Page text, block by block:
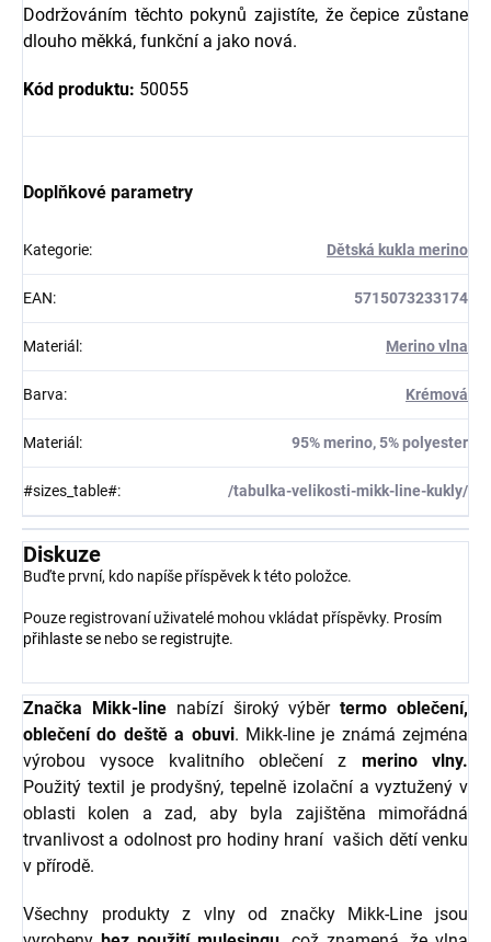
Dodržováním těchto pokynů zajistíte, že čepice zůstane
dlouho měkká, funkční a jako nová.
Kód produktu: 50055
Doplňkové parametry
Kategorie: Dětská kukla merino
EAN: 5715073233174
Materiál : Merino vlna
Barva: Krémová
Materiál : 95% merino, 5% polyester
#sizes_table#: /tabulka-velikosti-mikk-line-kukly/
Diskuze
Buďte první, kdo napíše příspěvek k této položce.
Pouze registrovaní uživatelé mohou vkládat příspěvky. Prosím
přihlaste se nebo se registrujte.
Značka Mikk-linenabízí široký výběrtermo oblečení,
oblečení do deště a obuvi. Mikk-line je známá zejména
výrobou vysoce kvalitního oblečení z merino vlny.
Použitý textil je prodyšný, tepelně izolační a vyztužený v
oblasti kolen a zad, aby byla zajištěna mimořádná
trvanlivost a odolnost pro hodiny hraní vašich dětí venku
v přírodě.
Všechny produkty z vlny od značky Mikk-Line jsou